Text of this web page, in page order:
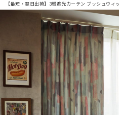
【最短・翌日出荷】3級遮光カーテン ブッシュウ